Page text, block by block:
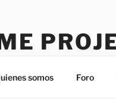
somos Foro